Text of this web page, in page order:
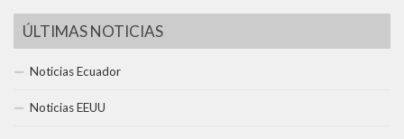
ÚLTIMAS NOTICIAS
Noticias Ecuador
Noticias EEUU